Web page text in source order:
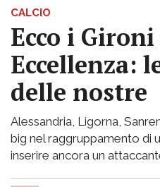
CALCIO
Ecco i
Eccellenza:
delle nostre
Alessandria, Ligorna,
big nel raggruppamento di
inserire ancora un